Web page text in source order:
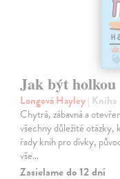
Jak být holkou
Longová Hayley| Kniha
Chytrá, zábavná a
všechny důležité
řady knih pro dívky,
vše…
Zasielame do 12 dní